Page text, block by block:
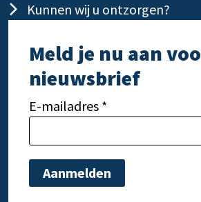
Kunnen wij u ontzorgen?
Meld je nu aan
nieuwsbrief
E-mailadres *